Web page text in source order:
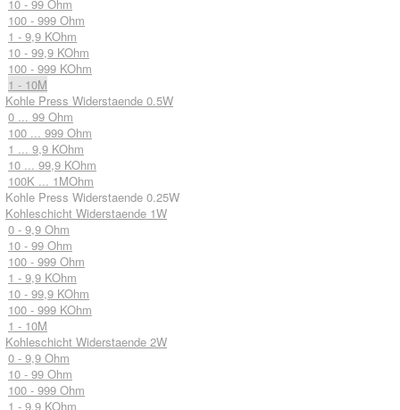
10 - 99 Ohm
100 - 999 Ohm
1 - 9,9 KOhm
10 - 99,9 KOhm
100 - 999 KOhm
1 - 10M
Kohle Press Widerstaende 0.5W
0 ... 99 Ohm
100 ... 999 Ohm
1 ... 9,9 KOhm
10 ... 99,9 KOhm
100K ... 1MOhm
Kohle Press Widerstaende 0.25W
Kohleschicht Widerstaende 1W
0 - 9,9 Ohm
10 - 99 Ohm
100 - 999 Ohm
1 - 9,9 KOhm
10 - 99,9 KOhm
100 - 999 KOhm
1 - 10M
Kohleschicht Widerstaende 2W
0 - 9,9 Ohm
10 - 99 Ohm
100 - 999 Ohm
1 - 9,9 KOhm